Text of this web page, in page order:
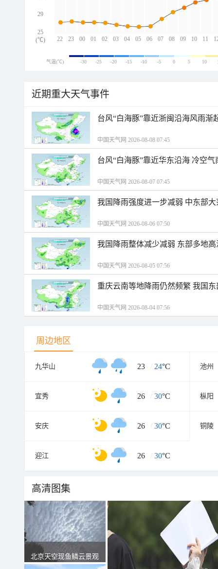
22 23 00 01 02 03 04 05 06 07 08 09 10 11
29
25
(℃)
气温(℃) -30 -25 -20 -15 -10 -5 0 5 10
近期重大天气事件
台风“白海豚”靠近浙闽沿海风雨渐
中国天气网 2026-08-08 07:45
台风“白海豚”靠近华东沿海 冷空
中国天气网 2026-08-07 07:45
我国降雨强度进一步减弱 中东部
中国天气网 2026-08-06 07:50
我国降雨整体减少减弱 东部多地
中国天气网 2026-08-05 07:56
重庆云南等地降雨仍然频繁 我国
中国天气网 2026-08-04 07:56
周边地区
九华山 23 / 24°C 池州
宜秀 26 / 30°C 枞阳
安庆 26 / 30°C 铜陵
迎江 26 / 30°C
高清图集
北京天空现鱼鳞云景观